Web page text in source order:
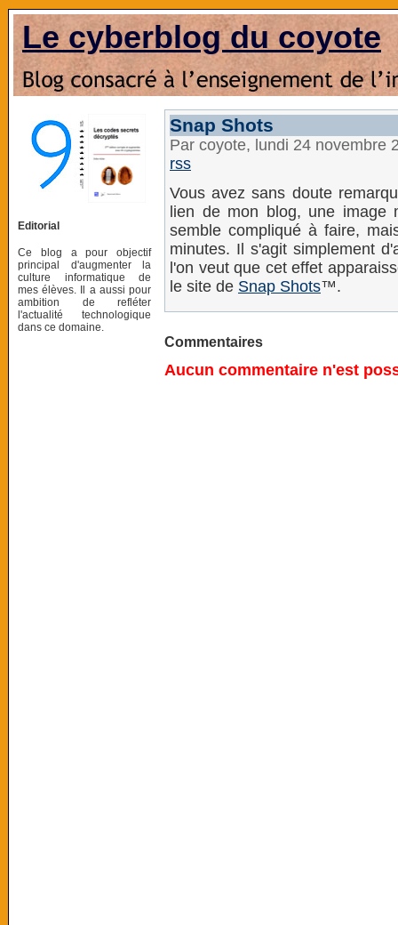
Le cyberblog du coyote
Editorial
Ce blog a pour objectif
principal d'augmenter la
culture informatique de
mes élèves. Il a aussi pour
ambition de refléter
l'actualité technologique
dans ce domaine.
Snap Shots
Par coyote, lundi 24 novembre
rss
Vous avez sans doute
lien de mon blog, une image
semble compliqué à faire,
minutes. Il s'agit simplement
l'on veut que cet effet
le site de Snap Shots™.
Commentaires
Aucun commentaire n'est